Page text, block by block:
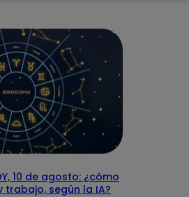
10 de agosto: ¿cómo
trabajo, según la IA?